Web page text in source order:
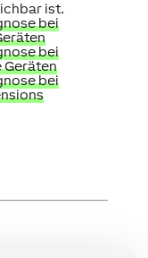
ist.
bei
bei
Geräten
bei